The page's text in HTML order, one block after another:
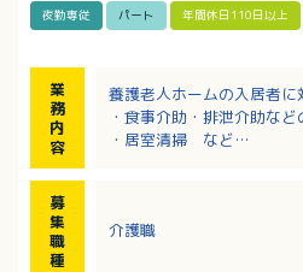
夜勤専従 パート 年間休日110日以上
業
務
内
容
養護老人ホームの入居者
・食事介助・排泄介助など
・居室清掃 など
募
集
職
種
介護職